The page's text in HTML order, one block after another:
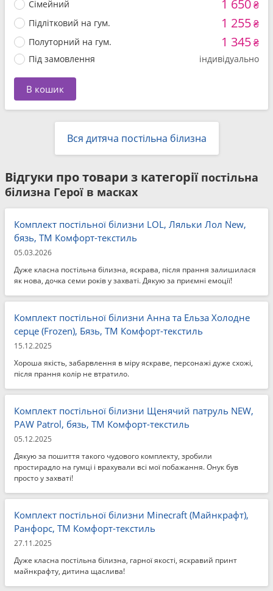
Сімейний 1 650₴
Підлітковий на гум. 1 255₴
Полуторний на гум. 1 345₴
Під замовлення індивідуально
В кошик
Вся дитяча постільна білизна
Відгуки про товари з категорії постільна
білизна Герої в масках
Комплект постільної білизни LOL, Ляльки Лол New,
бязь, ТМ Комфорт-текстиль
05.03.2026
Дуже класна постільна білизна, яскрава, після прання залишилася
як нова, дочка семи років у захваті. Дякую за приємні емоції!
Комплект постільної білизни Анна та Ельза Холодне
серце (Frozen), Бязь, ТМ Комфорт-текстиль
15.12.2025
Хороша якість, забарвлення в міру яскраве, персонажі дуже схожі,
після прання колір не втратило.
Комплект постільної білизни Щенячий патруль NEW,
PAW Patrol, бязь, ТМ Комфорт-текстиль
05.12.2025
Дякую за пошиття такого чудового комплекту, зробили
простирадло на гумці і врахували всі мої побажання. Онук був
просто у захваті!
Комплект постільної білизни Minecraft (Майнкрафт),
Ранфорс, ТМ Комфорт-текстиль
27.11.2025
Дуже класна постільна білизна, гарної якості, яскравий принт
майнкрафту, дитина щаслива!